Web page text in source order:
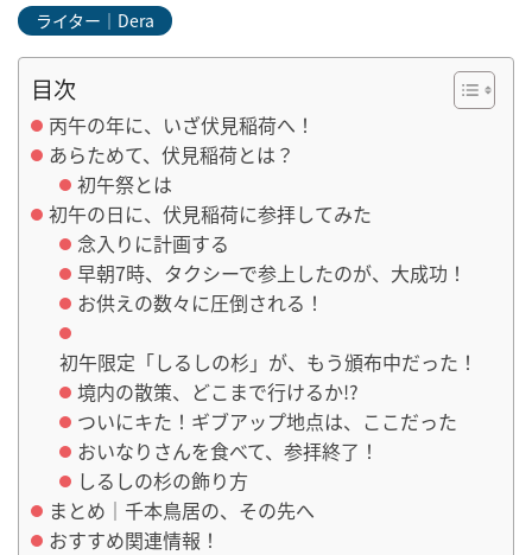
ライター｜Dera
目次
丙午の年に、いざ伏見稲荷へ！
あらためて、伏見稲荷とは？
初午祭とは
初午の日に、伏見稲荷に参拝してみた
念入りに計画する
早朝7時、タクシーで参上したのが、大成功！
お供えの数々に圧倒される！
初午限定「しるしの杉」が、もう頒布中だった！
境内の散策、どこまで行けるか!?
ついにキた！ギブアップ地点は、ここだった
おいなりさんを食べて、参拝終了！
しるしの杉の飾り方
まとめ｜千本鳥居の、その先へ
おすすめ関連情報！